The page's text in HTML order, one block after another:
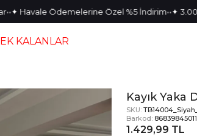
Ödemelerine Özel %5 İndirim••✦ 3.000 TL
KALANLAR
Kayık Yaka
SKU:
Barkod:
1.429,99 TL